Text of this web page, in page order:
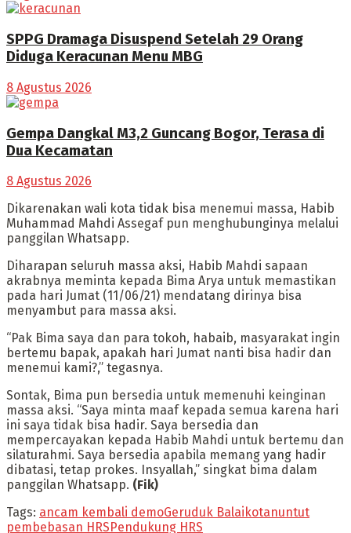
SPPG Dramaga Disuspend Setelah 29 Orang
Diduga Keracunan Menu MBG
8 Agustus 2026
Gempa Dangkal M3,2 Guncang Bogor, Terasa di
Dua Kecamatan
8 Agustus 2026
Dikarenakan wali kota tidak bisa menemui massa, Habib
Muhammad Mahdi Assegaf pun menghubunginya melalui
panggilan Whatsapp.
Diharapan seluruh massa aksi, Habib Mahdi sapaan
akrabnya meminta kepada Bima Arya untuk memastikan
pada hari Jumat (11/06/21) mendatang dirinya bisa
menyambut para massa aksi.
“Pak Bima saya dan para tokoh, habaib, masyarakat ingin
bertemu bapak, apakah hari Jumat nanti bisa hadir dan
menemui kami?,” tegasnya.
Sontak, Bima pun bersedia untuk memenuhi keinginan
massa aksi. “Saya minta maaf kepada semua karena hari
ini saya tidak bisa hadir. Saya bersedia dan
mempercayakan kepada Habib Mahdi untuk bertemu dan
silaturahmi. Saya bersedia apabila memang yang hadir
dibatasi, tetap prokes. Insyallah,” singkat bima dalam
panggilan Whatsapp. (Fik)
Tags: ancam kembali demoGeruduk Balaikotanuntut
pembebasan HRS Pendukung HRS